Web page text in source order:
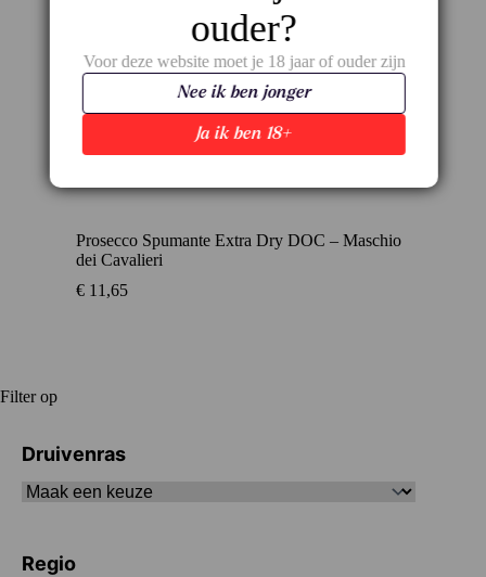
Prosecco Spumante Extra Dry DOC – Maschio
dei Cavalieri
€ 11,65
Filter op
Druivenras
Regio
ouder?
Voor deze website moet je 18 jaar of ouder zijn
Ja ik ben 18+
Nee ik ben jonger